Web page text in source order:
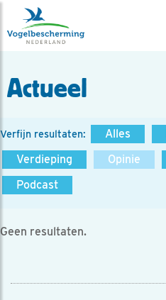
Actueel
Verfijn resultaten: Alles
Verdieping
Opinie
Podcast
Geen resultaten.